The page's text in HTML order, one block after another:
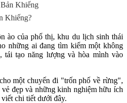
Khiếng
Khiếng?
ào của phố thị, khu du lịch sinh thái
những ai đang tìm kiếm một không
tái tạo năng lượng và hòa mình vào
một chuyến đi "trốn phố về rừng",
đẹp và những kinh nghiệm hữu ích
chi tiết dưới đây.